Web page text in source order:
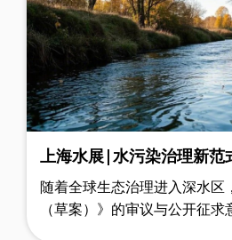
上海水展|水污染治理新
业新蓝海
随着全球生态治理进入深水区
（草案）》的审议与公开征